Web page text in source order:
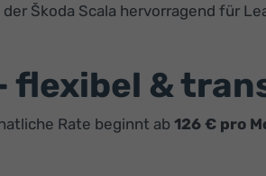
Škoda Scala hervorragend für
flexibel &
Rate beginnt ab 126 € pro